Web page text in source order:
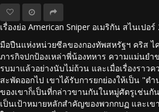
เรื่องย่อ American Sniper อเมริกัน สไนเปอร์
มือปืนแห่งหน่วยซีลของกองทัพสหรัฐฯ คริส ไ
ภารกิจปกป้องเหล่าพี่น้องทหาร ความแม่นย
รบมาแล้วอย่างนับไม่ถ้วน และเมื่อเรื่องราว
สะพัดออกไป เขาได้รับการยกย่องให้เป็น "ต
ของเขาก็เป็นที่กล่าวขานกันในหมู่ศัตรูเช่นกั
เป็นเป้าหมายหลักสำคัญของพวกกบฏ และเ